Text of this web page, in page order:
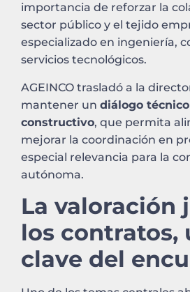
importancia de reforzar la
sector público y el tejido
especializado en ingeniería,
servicios tecnológicos.
AGEINCO trasladó a la
mantener un diálogo
constructivo, que permita
mejorar la coordinación en
especial relevancia para la
autónoma.
La valoración
los contratos,
clave del